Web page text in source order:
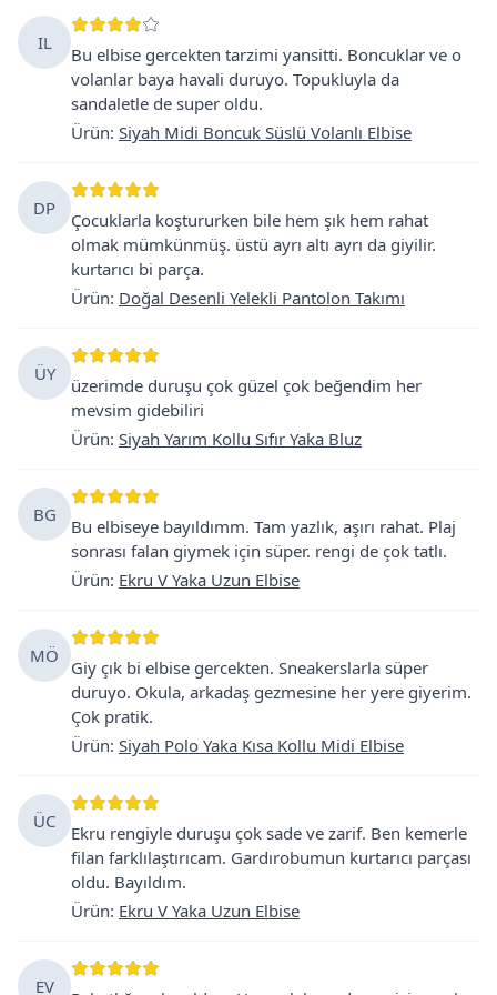
IL
Bu elbise gercekten tarzimi yansitti. Boncuklar ve o
volanlar baya havali duruyo. Topukluyla da
sandaletle de super oldu.
Ürün: Siyah Midi Boncuk Süslü Volanlı Elbise
DP
Çocuklarla koştururken bile hem şık hem rahat
olmak mümkünmüş. üstü ayrı altı ayrı da giyilir.
kurtarıcı bi parça.
Ürün: Doğal Desenli Yelekli Pantolon Takımı
ÜY
üzerimde duruşu çok güzel çok beğendim her
mevsim gidebiliri
Ürün: Siyah Yarım Kollu Sıfır Yaka Bluz
BG
Bu elbiseye bayıldımm. Tam yazlık, aşırı rahat. Plaj
sonrası falan giymek için süper. rengi de çok tatlı.
Ürün: Ekru V Yaka Uzun Elbise
MÖ
Giy çık bi elbise gercekten. Sneakerslarla süper
duruyo. Okula, arkadaş gezmesine her yere giyerim.
Çok pratik.
Ürün: Siyah Polo Yaka Kısa Kollu Midi Elbise
ÜC
Ekru rengiyle duruşu çok sade ve zarif. Ben kemerle
filan farklılaştırıcam. Gardırobumun kurtarıcı parçası
oldu. Bayıldım.
Ürün: Ekru V Yaka Uzun Elbise
EV